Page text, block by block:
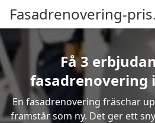
Fasadrenovering-
Få 3
fasadrenovering
En fasadrenovering fräschar
framstår som ny. Det ger ett